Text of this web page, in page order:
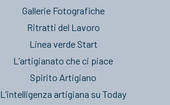
Gallerie Fotografiche
Ritratti del Lavoro
Linea verde Start
L’artigianato che ci piace
Spirito Artigiano
L’intelligenza artigiana su Today